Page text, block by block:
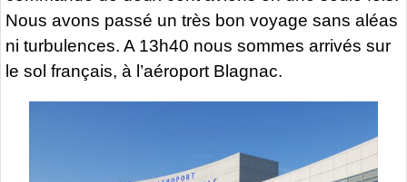
Nous avons passé un très bon voyage sans aléas
ni turbulences. A 13h40 nous sommes arrivés sur
le sol français, à l’aéroport Blagnac.